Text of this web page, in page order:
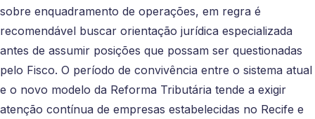
sobre enquadramento de operações, em regra é
recomendável buscar orientação jurídica especializada
antes de assumir posições que possam ser questionadas
pelo Fisco. O período de convivência entre o sistema atual
e o novo modelo da Reforma Tributária tende a exigir
atenção contínua de empresas estabelecidas no Recife e